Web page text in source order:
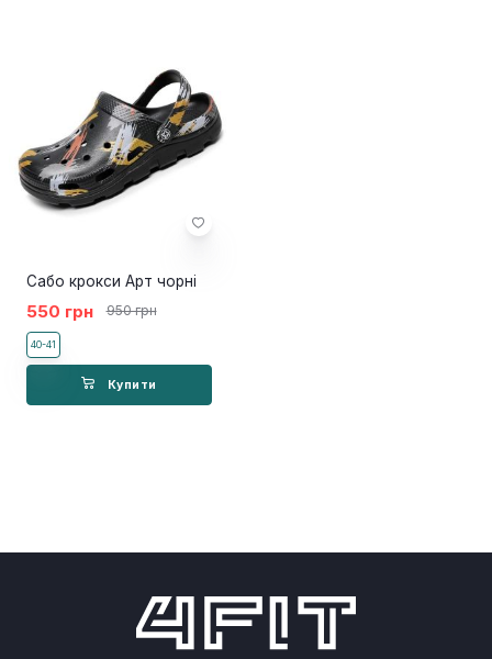
Сабо крокси Арт чорні
550 грн 950 грн
40-41
Купити